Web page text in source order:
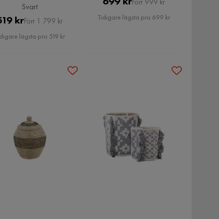
Svart
Pris
kr Original
Pris
Förr 1 799 kr
lägsta pris 519 kr
Pris
Förr 999 kr
Tidigare lägsta pris 699 kr